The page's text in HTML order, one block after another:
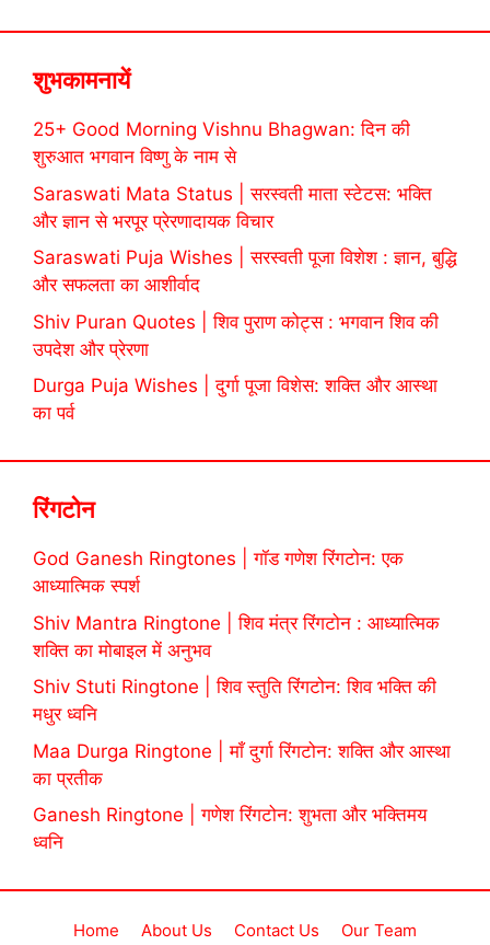
शुभकामनायें
25+ Good Morning Vishnu Bhagwan: दिन की
शुरुआत भगवान विष्णु के नाम से
Saraswati Mata Status | सरस्वती माता स्टेटस: भक्ति
और ज्ञान से भरपूर प्रेरणादायक विचार
Saraswati Puja Wishes | सरस्वती पूजा विशेश : ज्ञान, बुद्धि
और सफलता का आशीर्वाद
Shiv Puran Quotes | शिव पुराण कोट्स : भगवान शिव की
उपदेश और प्रेरणा
Durga Puja Wishes | दुर्गा पूजा विशेस: शक्ति और आस्था
का पर्व
रिंगटोन
God Ganesh Ringtones | गॉड गणेश रिंगटोन: एक
आध्यात्मिक स्पर्श
Shiv Mantra Ringtone | शिव मंत्र रिंगटोन : आध्यात्मिक
शक्ति का मोबाइल में अनुभव
Shiv Stuti Ringtone | शिव स्तुति रिंगटोन: शिव भक्ति की
मधुर ध्वनि
Maa Durga Ringtone | माँ दुर्गा रिंगटोन: शक्ति और आस्था
का प्रतीक
Ganesh Ringtone | गणेश रिंगटोन: शुभता और भक्तिमय
ध्वनि
Home About Us Contact Us Our Team